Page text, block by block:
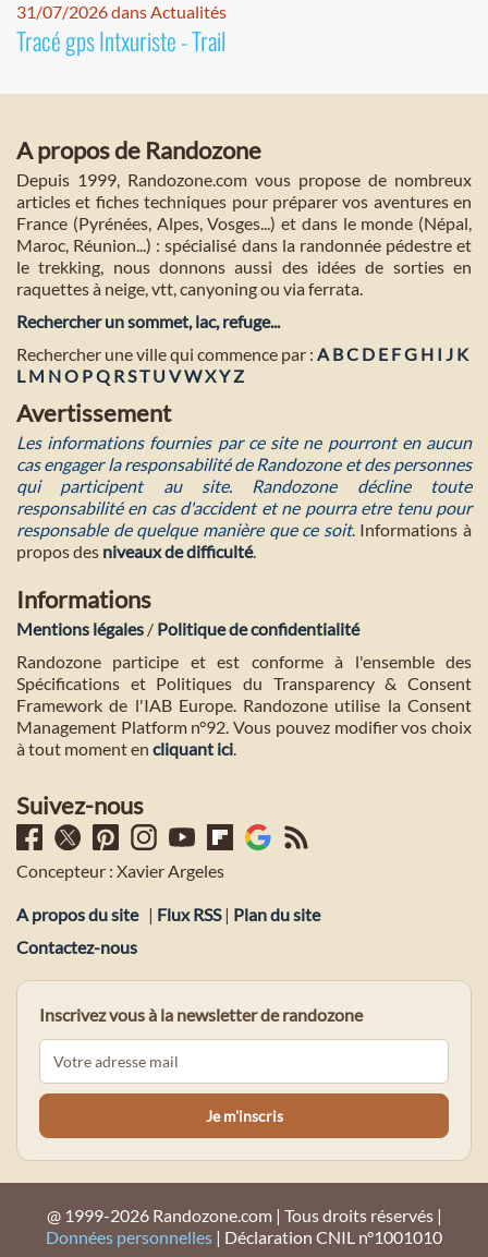
31/07/2026 dans Actualités
Tracé gps Intxuriste - Trail
A propos de Randozone
Depuis 1999, Randozone.com vous propose de nombreux
articles et fiches techniques pour préparer vos aventures en
France (Pyrénées, Alpes, Vosges...) et dans le monde (Népal,
Maroc, Réunion...) : spécialisé dans la randonnée pédestre et
le trekking, nous donnons aussi des idées de sorties en
raquettes à neige, vtt, canyoning ou via ferrata.
Rechercher un sommet, lac, refuge...
Rechercher une ville qui commence par : A BC D E FG H I J K
L M NO PQ RST U VWXYZ
Avertissement
Les informations fournies par ce site ne pourront en aucun
cas engager la responsabilité de Randozone et des personnes
qui participent au site. Randozone décline toute
responsabilité en cas d'accident et ne pourra etre tenu pour
responsable de quelque manière que ce soit. Informations à
propos des niveaux de difficulté.
Informations
Mentions légales / Politique de confidentialité
Randozone participe et est conforme à l'ensemble des
Spécifications et Politiques du Transparency & Consent
Framework de l'IAB Europe. Randozone utilise la Consent
Management Platform n°92. Vous pouvez modifier vos choix
à tout moment en cliquant ici.
Suivez-nous
Concepteur : Xavier Argeles
A propos du site | Flux RSS| Plan du site
Contactez-nous
Inscrivez vous à la newsletter de randozone
@ 1999-2026 Randozone.com | Tous droits réservés |
Données personnelles | Déclaration CNIL n°1001010